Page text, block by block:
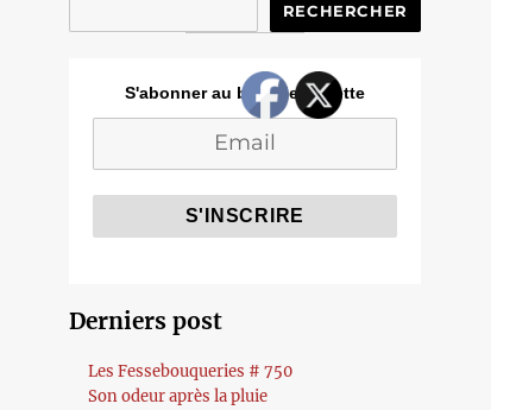
RECHERCHER
S'abonner au blog de Cozette
Derniers post
Les Fessebouqueries # 750
Son odeur après la pluie